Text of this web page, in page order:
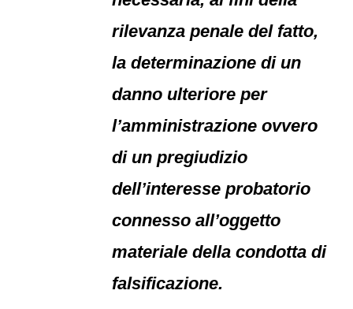
rilevanza penale del fatto,
la determinazione di un
danno ulteriore per
l’amministrazione ovvero
di un pregiudizio
dell’interesse probatorio
connesso all’oggetto
materiale della condotta di
falsificazione.